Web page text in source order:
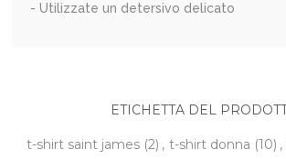
- Utilizzate un detersivo delicato
ETICHETTA DEL
t-shirt saint james (2) , t-shirt donna (10) ,